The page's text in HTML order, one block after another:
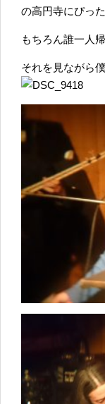
の高円寺にぴっ
もちろん誰一人
それを見ながら